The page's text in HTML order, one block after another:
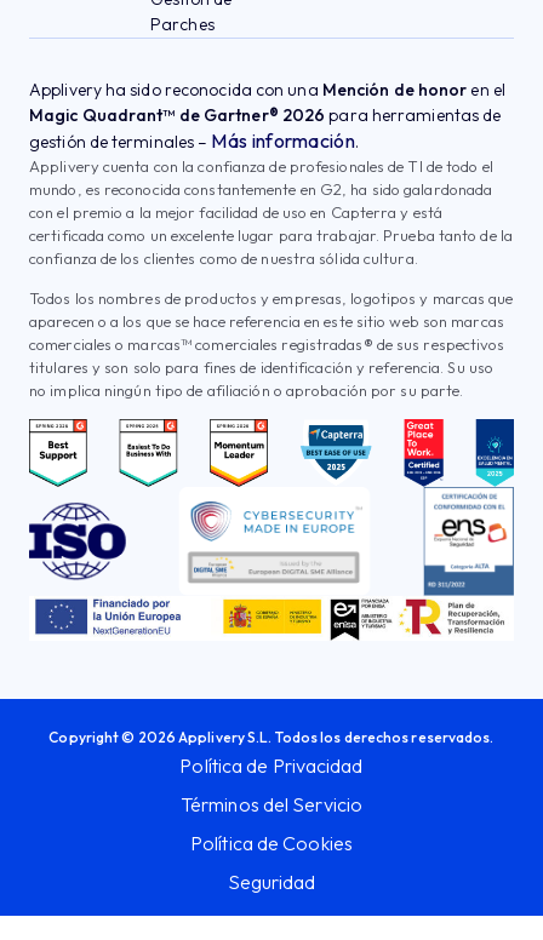
Parches
Applivery ha sido reconocida con una Mención de honor en el
Magic Quadrant™ de Gartner® 2026 para herramientas de
gestión de terminales – Más información.
Applivery cuenta con la confianza de profesionales de TI de todo el
mundo, es reconocida constantemente en G2, ha sido galardonada
con el premio a la mejor facilidad de uso en Capterra y está
certificada como un excelente lugar para trabajar. Prueba tanto de la
confianza de los clientes como de nuestra sólida cultura.
Todos los nombres de productos y empresas, logotipos y marcas que
aparecen o a los que se hace referencia en este sitio web son marcas
comerciales o marcas™ comerciales registradas® de sus respectivos
titulares y son solo para fines de identificación y referencia. Su uso
no implica ningún tipo de afiliación o aprobación por su parte.
Copyright © 2026 Applivery S.L. Todos los derechos reservados.
Política de Privacidad
Términos del Servicio
Política de Cookies
Seguridad